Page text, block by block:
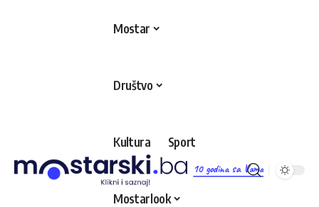
10 godina sa Vama
Mostar
Društvo
Kultura Sport
Mostarlook